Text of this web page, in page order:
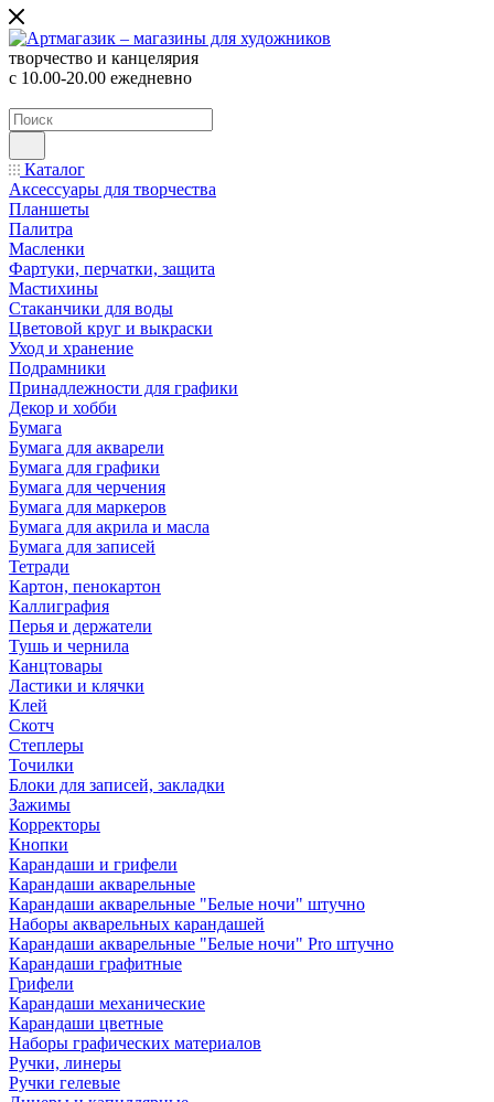
творчество и канцелярия
с 10.00-20.00 ежедневно
Каталог
Аксессуары для творчества
Планшеты
Палитра
Масленки
Фартуки, перчатки, защита
Мастихины
Стаканчики для воды
Цветовой круг и выкраски
Уход и хранение
Подрамники
Принадлежности для графики
Декор и хобби
Бумага
Бумага для акварели
Бумага для графики
Бумага для черчения
Бумага для маркеров
Бумага для акрила и масла
Бумага для записей
Тетради
Картон, пенокартон
Каллиграфия
Перья и держатели
Тушь и чернила
Канцтовары
Ластики и клячки
Клей
Скотч
Степлеры
Точилки
Блоки для записей, закладки
Зажимы
Корректоры
Кнопки
Карандаши и грифели
Карандаши акварельные
Карандаши акварельные "Белые ночи" штучно
Наборы акварельных карандашей
Карандаши акварельные "Белые ночи" Pro штучно
Карандаши графитные
Грифели
Карандаши механические
Карандаши цветные
Наборы графических материалов
Ручки, линеры
Ручки гелевые